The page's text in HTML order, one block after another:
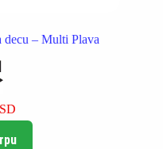
decu – Multi Plava